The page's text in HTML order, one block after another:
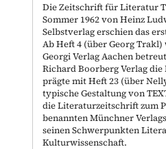
Die Zeitschrift für Literatur
Sommer 1962 von Heinz
Selbstverlag erschien das
Ab Heft 4 (über Georg
Georgi Verlag Aachen
Richard Boorberg Verlag
prägte mit Heft 23 (über
typische Gestaltung von
die Literaturzeitschrift zum
benannten Münchner
seinen Schwerpunkten
Kulturwissenschaft.